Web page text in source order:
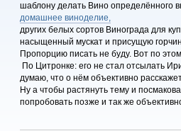
шаблону делать Вино определённого
домашнее виноделие,
других белых сортов Винограда для
насыщенный мускат и присущую
Пропорцию писать не буду. Вот по
По Цитронке: его не стал отсылать
думаю, что о нём объективно
Ну а чтобы растянуть тему и
попробовать позже и так же